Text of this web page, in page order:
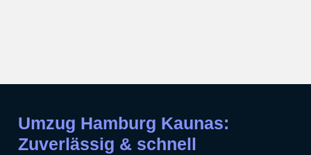
Umzug Hamburg Kaunas:
Zuverlässig & schnell